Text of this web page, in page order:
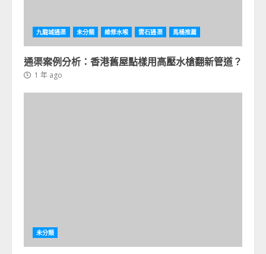
九龍城通渠 未分類 維修水喉 雲石通渠 馬桶推薦
通渠案例分析：香港舊屋點樣用高壓水槍翻新管道？
1 年 ago
未分類